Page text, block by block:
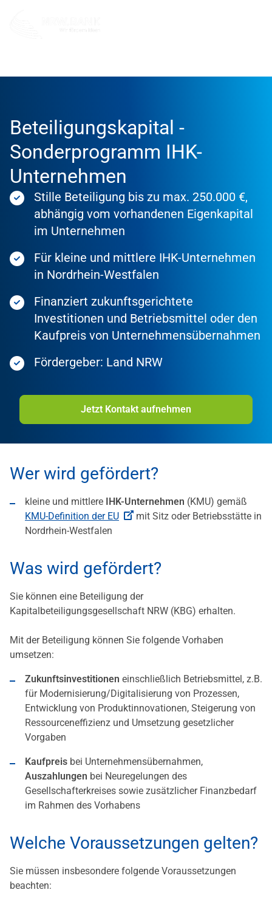
Beteiligungskapital -
Sonderprogramm IHK-
Unternehmen
Stille Beteiligung bis zu max. 250.000 €,
abhängig vom vorhandenen Eigenkapital
im Unternehmen
Für kleine und mittlere IHK-Unternehmen
in Nordrhein-Westfalen
Finanziert zukunftsgerichtete
Investitionen und Betriebsmittel oder den
Kaufpreis von Unternehmensübernahmen
Fördergeber: Land NRW
Jetzt Kontakt aufnehmen
Wer wird gefördert?
kleine und mittlere IHK-Unternehmen (KMU) gemäß
KMU-Definition der EU
mit Sitz oder Betriebsstätte in
Nordrhein-Westfalen
Was wird gefördert?
Sie können eine Beteiligung der
Kapitalbeteiligungsgesellschaft NRW (KBG) erhalten.
Mit der Beteiligung können Sie folgende Vorhaben
umsetzen:
Zukunftsinvestitionen einschließlich Betriebsmittel, z.B.
für Modernisierung/Digitalisierung von Prozessen,
Entwicklung von Produktinnovationen, Steigerung von
Ressourceneffizienz und Umsetzung gesetzlicher
Vorgaben
Kaufpreis bei Unternehmensübernahmen,
Auszahlungen bei Neuregelungen des
Gesellschafterkreises sowie zusätzlicher Finanzbedarf
im Rahmen des Vorhabens
Welche Voraussetzungen gelten?
Sie müssen insbesondere folgende Voraussetzungen
beachten: